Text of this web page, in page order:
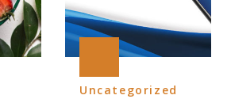
Uncategorized